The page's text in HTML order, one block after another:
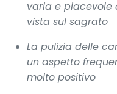
varia e piacevole
vista sul sagrato
La pulizia delle
un aspetto
molto positivo